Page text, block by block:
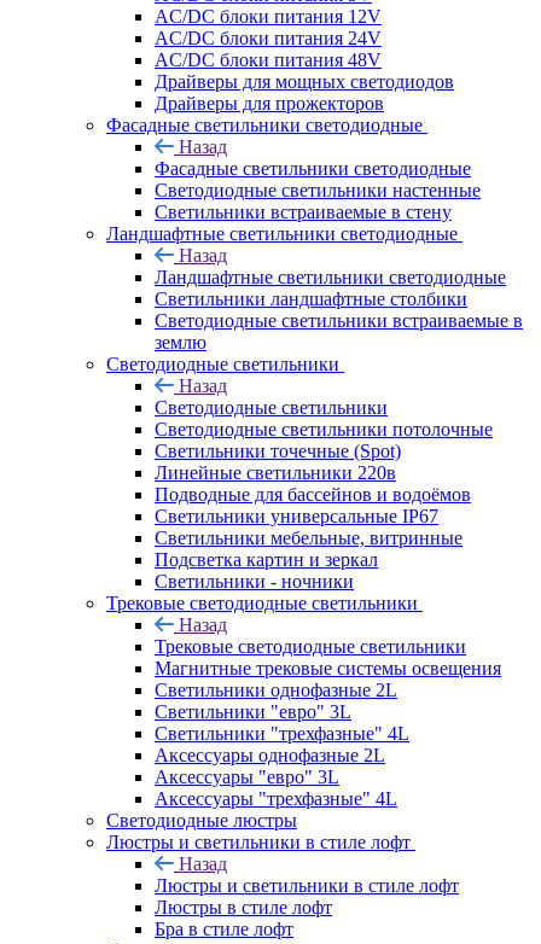
AC/DC блоки питания 12V
AC/DC блоки питания 24V
AC/DC блоки питания 48V
Драйверы для мощных светодиодов
Драйверы для прожекторов
Фасадные светильники светодиодные
Назад
Фасадные светильники светодиодные
Светодиодные светильники настенные
Светильники встраиваемые в стену
Ландшафтные светильники светодиодные
Назад
Ландшафтные светильники светодиодные
Светильники ландшафтные столбики
Светодиодные светильники встраиваемые в
землю
Светодиодные светильники
Назад
Светодиодные светильники
Светодиодные светильники потолочные
Светильники точечные (Spot)
Линейные светильники 220в
Подводные для бассейнов и водоёмов
Светильники универсальные IP67
Светильники мебельные, витринные
Подсветка картин и зеркал
Светильники - ночники
Трековые светодиодные светильники
Назад
Трековые светодиодные светильники
Магнитные трековые системы освещения
Светильники однофазные 2L
Светильники "евро" 3L
Светильники "трехфазные" 4L
Аксессуары однофазные 2L
Аксессуары "евро" 3L
Аксессуары "трехфазные" 4L
Светодиодные люстры
Люстры и светильники в стиле лофт
Назад
Люстры и светильники в стиле лофт
Люстры в стиле лофт
Бра в стиле лофт